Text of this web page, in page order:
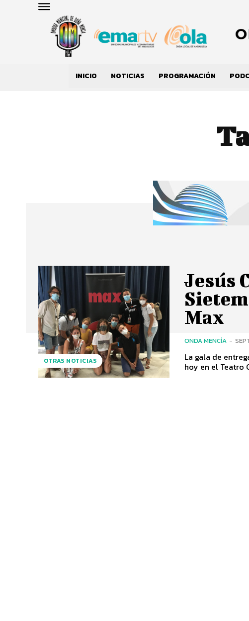
INICIO NOTICIAS PROGRAMACIÓN
OTRAS NOTICIAS
Jesús
Max
ONDA MENCÍA -
La gala de
hoy en el Teatro